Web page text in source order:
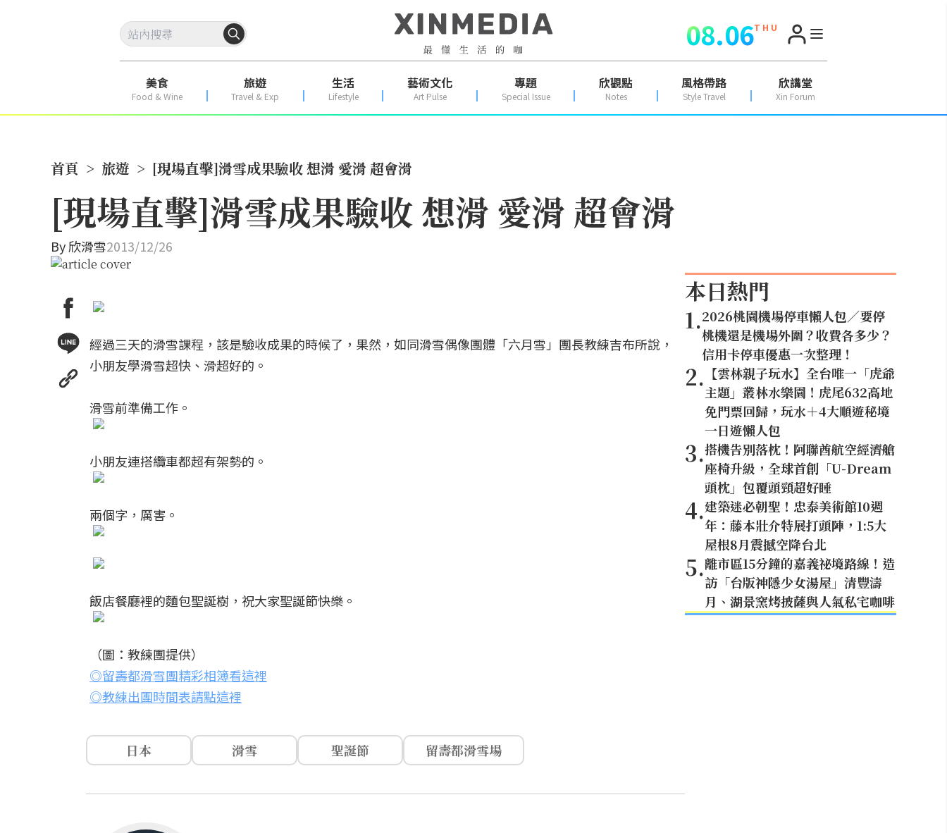
08.06T H U
美食
Food & Wine
旅遊
Travel & Exp
生活
Lifestyle
藝術文化
Art Pulse
專題
Special Issue
欣觀點
Notes
風格帶路
Style Travel
欣講堂
Xin Forum
首頁 > 旅遊 > [現場直擊]滑雪成果驗收 想滑 愛滑 超會滑
[現場直擊]滑雪成果驗收 想滑 愛滑 超會滑
By欣滑雪2013/12/26
經過三天的滑雪課程，該是驗收成果的時候了，果然，如同滑雪偶像團體「六月雪」團長教練吉布所說，
小朋友學滑雪超快、滑超好的。
滑雪前準備工作。
小朋友連搭纜車都超有架勢的。
兩個字，厲害。
飯店餐廳裡的麵包聖誕樹，祝大家聖誕節快樂。
（圖：教練團提供）
◎留壽都滑雪團精彩相簿看這裡
◎教練出團時間表請點這裡
日本 滑雪 聖誕節 留壽都滑雪場
本日熱門
1.2026桃園機場停車懶人包／要停
桃機還是機場外圍？收費各多少？
信用卡停車優惠一次整理！
2. 【雲林親子玩水】全台唯一「虎爺
主題」叢林水樂園！虎尾632高地
免門票回歸，玩水＋4大順遊秘境
一日遊懶人包
3.搭機告別落枕！阿聯酋航空經濟艙
座椅升級，全球首創「U-Dream
頭枕」包覆頭頸超好睡
4.建築迷必朝聖！忠泰美術館10週
年：藤本壯介特展打頭陣，1:5大
屋根8月震撼空降台北
5.離市區15分鐘的嘉義祕境路線！造
訪「台版神隱少女湯屋」清豐濤
月、湖景窯烤披薩與人氣私宅咖啡